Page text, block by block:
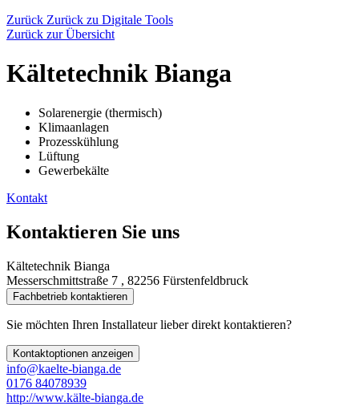
Zurück Zurück zu Digitale Tools
Zurück zur Übersicht
Kältetechnik Bianga
Solarenergie (thermisch)
Klimaanlagen
Prozesskühlung
Lüftung
Gewerbekälte
Kontakt
Kontaktieren Sie uns
Kältetechnik Bianga
Messerschmittstraße 7 , 82256 Fürstenfeldbruck
Fachbetrieb kontaktieren
Sie möchten Ihren Installateur lieber direkt kontaktieren?
Kontaktoptionen anzeigen
info@kaelte-bianga.de
0176 84078939
http://www.kälte-bianga.de